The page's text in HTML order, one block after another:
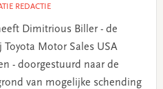
REDACTIE
Dimitrious Biller - de
Motor Sales USA
- doorgestuurd naar de
van mogelijke schending